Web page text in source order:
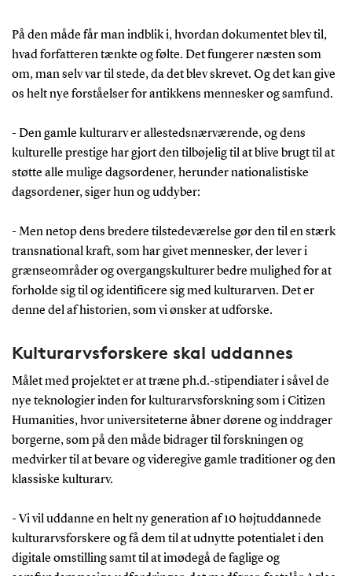
På den måde får man indblik i, hvordan dokumentet blev til,
hvad forfatteren tænkte og følte. Det fungerer næsten som
om, man selv var til stede, da det blev skrevet. Og det kan give
os helt nye forståelser for antikkens mennesker og samfund.
- Den gamle kulturarv er allestedsnærværende, og dens
kulturelle prestige har gjort den tilbøjelig til at blive brugt til at
støtte alle mulige dagsordener, herunder nationalistiske
dagsordener, siger hun og uddyber:
- Men netop dens bredere tilstedeværelse gør den til en stærk
transnational kraft, som har givet mennesker, der lever i
grænseområder og overgangskulturer bedre mulighed for at
forholde sig til og identificere sig med kulturarven. Det er
denne del af historien, som vi ønsker at udforske.
Kulturarvsforskere skal uddannes
Målet med projektet er at træne ph.d.-stipendiater i såvel de
nye teknologier inden for kulturarvsforskning som i Citizen
Humanities, hvor universiteterne åbner dørene og inddrager
borgerne, som på den måde bidrager til forskningen og
medvirker til at bevare og videregive gamle traditioner og den
klassiske kulturarv.
- Vi vil uddanne en helt ny generation af 10 højtuddannede
kulturarvsforskere og få dem til at udnytte potentialet i den
digitale omstilling samt til at imødegå de faglige og